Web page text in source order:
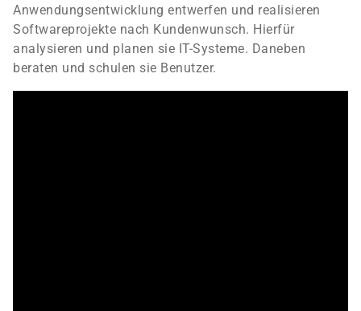
Anwendungsentwicklung entwerfen und realisieren
Softwareprojekte nach Kundenwunsch. Hierfür
analysieren und planen sie IT-Systeme. Daneben
beraten und schulen sie Benutzer.